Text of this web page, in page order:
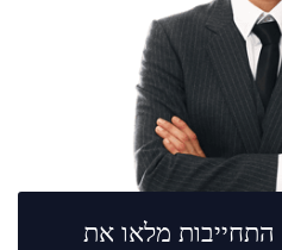
התחייבות מלאו את